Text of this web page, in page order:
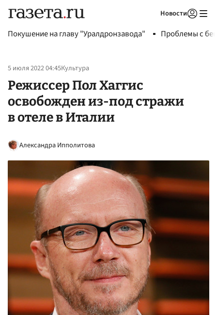
Новости
Покушение на главу "Уралдронзавода" Проблемы с
5 июля 2022 04:45Культура
Режиссер Пол Хаггис
освобожден из-под стражи
в отеле в Италии
Александра Ипполитова